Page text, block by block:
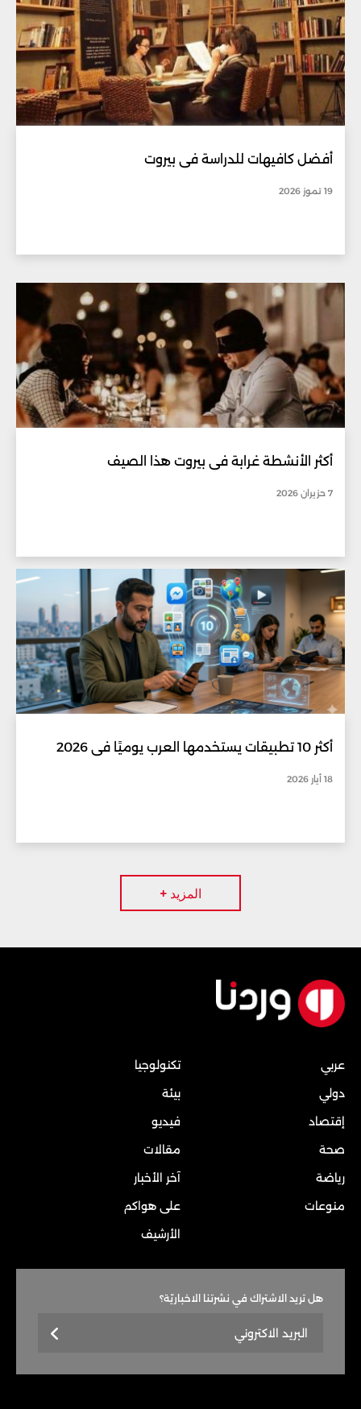
أفضل كافيهات للدراسة في بيروت
19 تموز 2026
أكثر الأنشطة غرابة في بيروت هذا الصيف
7 حزيران 2026
أكثر 10 تطبيقات يستخدمها العرب يوميًا في 2026
18 أيار 2026
المزيد +
عربي
دولي
إقتصاد
صحة
رياضة
منوعات
تكنولوجيا
بيئة
فيديو
مقالات
آخر الأخبار
على هواكم
الأرشيف
هل تريد الاشتراك في نشرتنا الاخباريّة؟